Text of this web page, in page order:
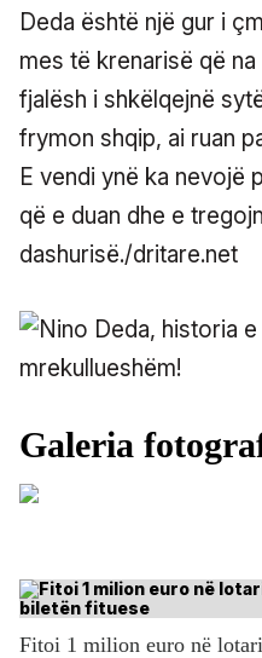
Deda është një gur i
mes të krenarisë që
fjalësh i shkëlqejnë
frymon shqip, ai ruan
E vendi ynë ka nevojë
që e duan dhe e
dashurisë./dritare.net
Fitoi 1 milion euro në